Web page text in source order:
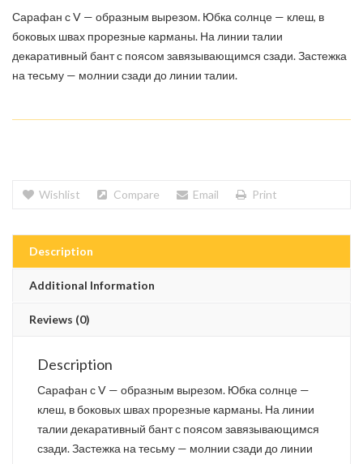
Сарафан с V — образным вырезом. Юбка солнце — клеш, в
боковых швах прорезные карманы. На линии талии
декаративный бант с поясом завязывающимся сзади. Застежка
на тесьму — молнии сзади до линии талии.
Wishlist Compare Email Print
Description
Additional Information
Reviews (0)
Description
Сарафан с V — образным вырезом. Юбка солнце —
клеш, в боковых швах прорезные карманы. На линии
талии декаративный бант с поясом завязывающимся
сзади. Застежка на тесьму — молнии сзади до линии